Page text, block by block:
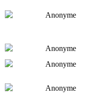
Anonyme
Anonyme
Anonyme
Anonyme